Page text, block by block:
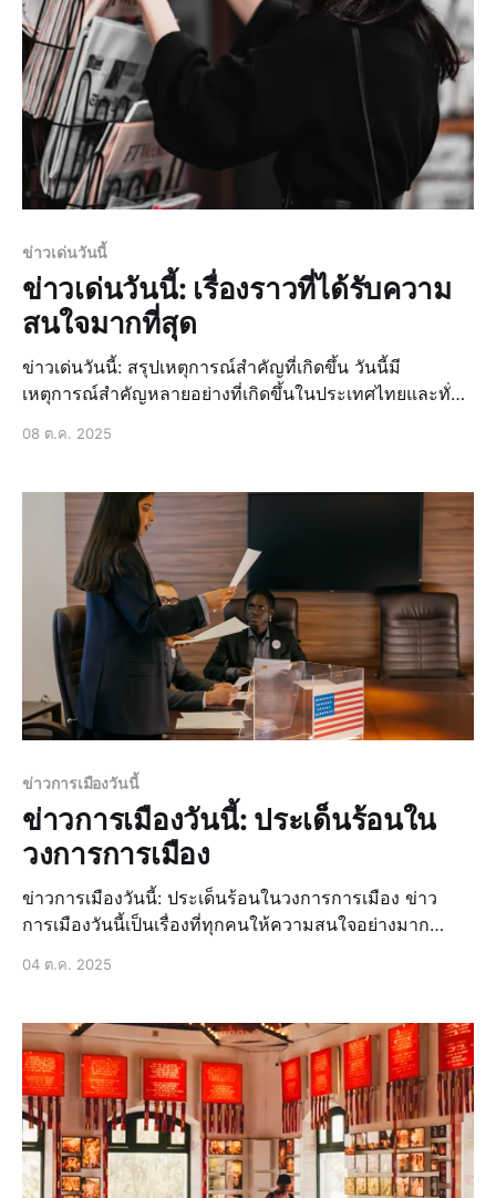
ข่าวเด่นวันนี้
ข่าวเด่นวันนี้: เรื่องราวที่ได้รับความ
สนใจมากที่สุด
ข่าวเด่นวันนี้: สรุปเหตุการณ์สำคัญที่เกิดขึ้น วันนี้มี
เหตุการณ์สำคัญหลายอย่างที่เกิดขึ้นในประเทศไทยและทั่ว
เป็นข่าวล่าสุดเกี่ยวกับการเมือง ข่าวด่วนเกี่ยวกับเหตุการณ์
08 ต.ค. 2025
ข่าวการเมืองวันนี้
ข่าวการเมืองวันนี้: ประเด็นร้อนใน
วงการการเมือง
ข่าวการเมืองวันนี้: ประเด็นร้อนในวงการการเมือง ข่าว
การเมืองวันนี้เป็นเรื่องที่ทุกคนให้ความสนใจอย่างมาก
การประชุมสภาผู้แทนราษฎร การประชุมสภาผู
04 ต.ค. 2025